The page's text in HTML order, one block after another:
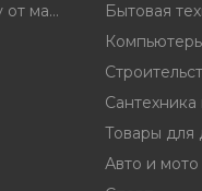
Товары по акции и в рассрочку от магазина
Бытовая
Товары для
Авто и мото